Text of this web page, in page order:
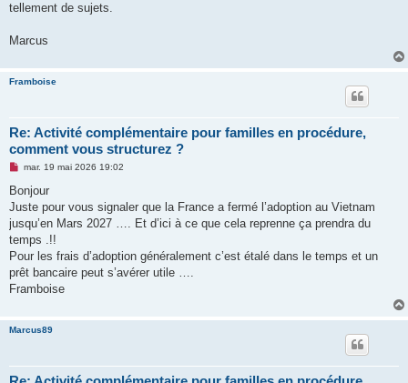
tellement de sujets.
Marcus
Framboise
Re: Activité complémentaire pour familles en procédure,
comment vous structurez ?
M
s
a
g
n
o
l
u
mar. 19 mai 2026 19:02
Bonjour
Juste pour vous signaler que la France a fermé l’adoption au Vietnam
jusqu’en Mars 2027 …. Et d’ici à ce que cela reprenne ça prendra du
temps .!!
Pour les frais d’adoption généralement c’est étalé dans le temps et un
prêt bancaire peut s’avérer utile ….
Framboise
Marcus89